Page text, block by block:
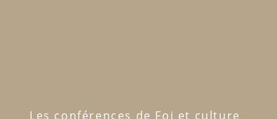
Les conférences de Foi et culture